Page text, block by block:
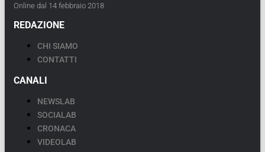
Online dal 14 febbraio 2018
REDAZIONE
CHI SIAMO
CONTATTI
CANALI
NEWSLAB
SOCIALAB
CRONACA
VIDEOLAB